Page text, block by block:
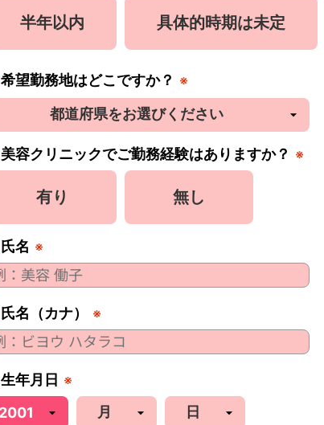
半年以内 具体的時期は未定
希望勤務地はどこですか？ ※
美容クリニックでご勤務経験はありますか？ ※
有り 無し
氏名 ※
氏名（カナ） ※
生年月日 ※